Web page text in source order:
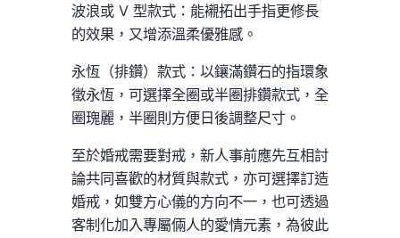
波浪或 V 型款式：能襯拓出手指更修長
的效果，又增添溫柔優雅感。
永恆（排鑽）款式：以鑲滿鑽石的指環象
徵永恆，可選擇全圈或半圈排鑽款式，全
圈瑰麗，半圈則方便日後調整尺寸。
至於婚戒需要對戒，新人事前應先互相討
論共同喜歡的材質與款式，亦可選擇訂造
婚戒，如雙方心儀的方向不一，也可透過
客制化加入專屬倆人的愛情元素，為彼此